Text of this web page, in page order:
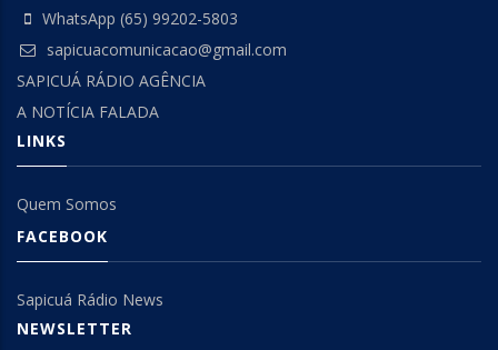
WhatsApp (65) 99202-5803
sapicuacomunicacao@gmail.com
SAPICUÁ RÁDIO AGÊNCIA
A NOTÍCIA FALADA
LINKS
Quem Somos
FACEBOOK
Sapicuá Rádio News
NEWSLETTER